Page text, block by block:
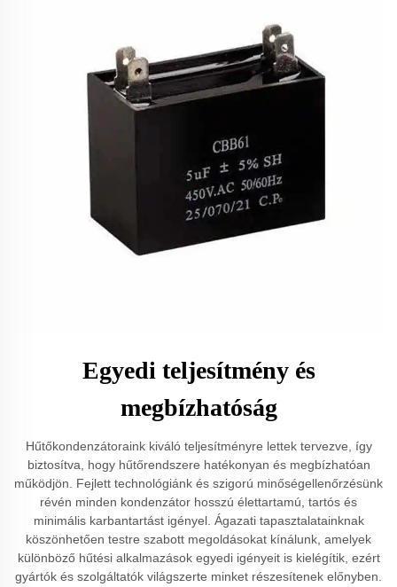
Egyedi teljesítmény és
megbízhatóság
Hűtőkondenzátoraink kiváló teljesítményre lettek tervezve, így
biztosítva, hogy hűtőrendszere hatékonyan és megbízhatóan
működjön. Fejlett technológiánk és szigorú minőségellenőrzésünk
révén minden kondenzátor hosszú élettartamú, tartós és
minimális karbantartást igényel. Ágazati tapasztalatainknak
köszönhetően testre szabott megoldásokat kínálunk, amelyek
különböző hűtési alkalmazások egyedi igényeit is kielégítik, ezért
gyártók és szolgáltatók világszerte minket részesítenek előnyben.